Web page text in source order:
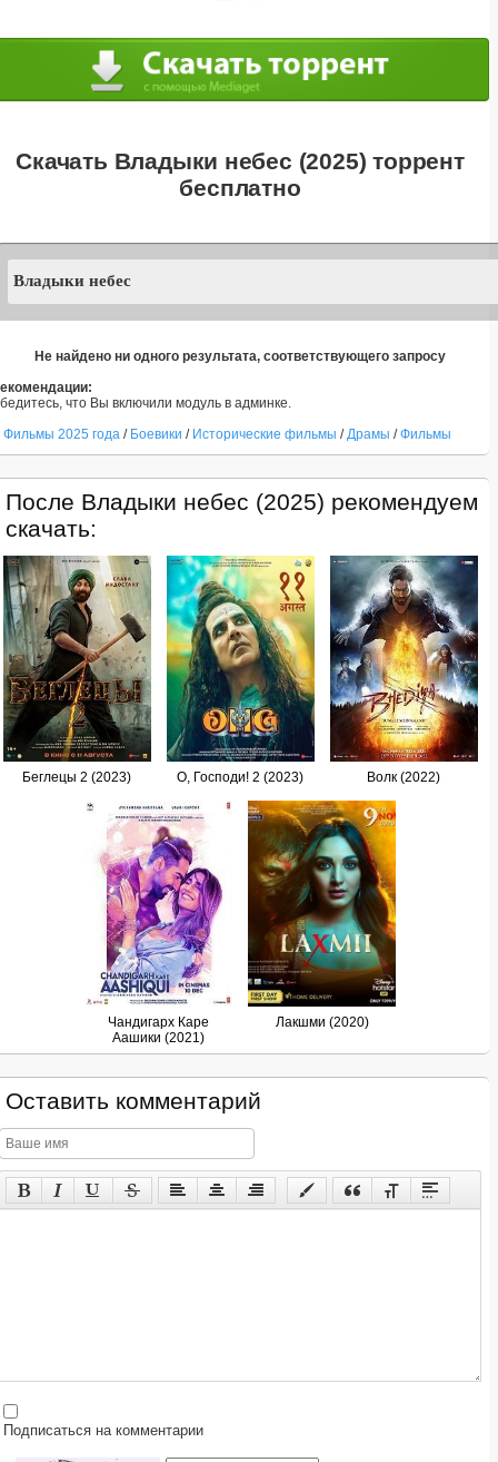
Скачать Владыки небес (2025) торрент
бесплатно
Не найдено ни одного результата, соответствующего запросу
что Вы включили модуль в админке.
Фильмы 2025 года / Боевики / Исторические фильмы / Драмы /Фильмы
После Владыки небес (2025) рекомендуем
скачать:
Беглецы 2 (2023) О, Господи! 2 (2023) Волк (2022)
Чандигарх Каре
Аашики (2021)
Лакшми (2020)
Оставить комментарий
на комментарии